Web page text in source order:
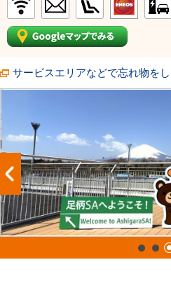
サービスエリアなどで忘れ物を